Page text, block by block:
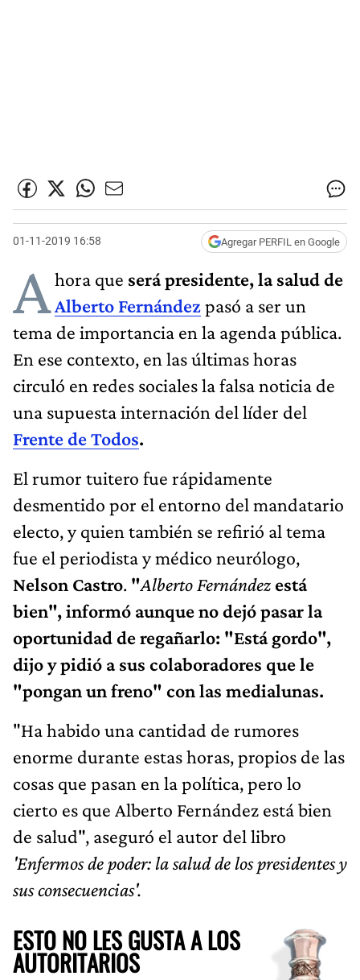
01-11-2019 16:58 Agregar PERFIL en Google
Ahora que será presidente, la salud de
Alberto Fernándezpasó a ser un
tema de importancia en la agenda pública.
En ese contexto, en las últimas horas
circuló en redes sociales la falsa noticia de
una supuesta internación del líder del
Frente de Todos.
El rumor tuitero fue rápidamente
desmentido por el entorno del mandatario
electo, y quien también se refirió al tema
fue el periodista y médico neurólogo,
Nelson Castro. "Alberto Fernández está
bien", informó aunque no dejó pasar la
oportunidad de regañarlo: "Está gordo",
dijo y pidió a sus colaboradores que le
"pongan un freno" con las medialunas.
"Ha habido una cantidad de rumores
enorme durante estas horas, propios de las
cosas que pasan en la política, pero lo
cierto es que Alberto Fernández está bien
de salud", aseguró el autor del libro
'Enfermos de poder: la salud de los presidentes y
sus consecuencias'.
ESTO NO LES GUSTA A LOS
AUTORITARIOS